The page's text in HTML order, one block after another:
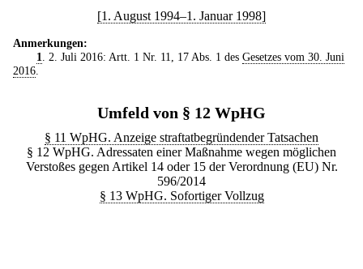
[1. August 1994–1. Januar 1998]
Anmerkungen:
1
. 2. Juli 2016: Artt. 1 Nr. 11, 17 Abs. 1 des Gesetzes vom 30. Juni
2016
Umfeld von § 12 WpHG
§ 11 WpHG. Anzeige straftatbegründender Tatsachen
§ 12 WpHG. Adressaten einer Maßnahme wegen möglichen
Verstoßes gegen Artikel 14 oder 15 der Verordnung (EU) Nr.
596/2014
§ 13 WpHG. Sofortiger Vollzug